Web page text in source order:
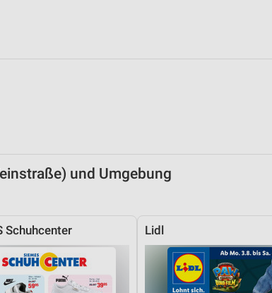
und Umgebung
Schuhcenter Lidl